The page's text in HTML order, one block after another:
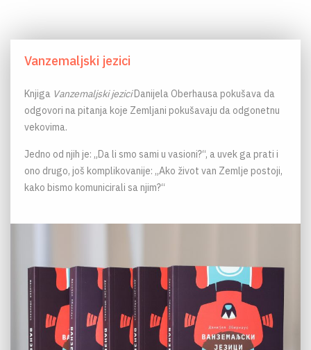
Vanzemaljski jezici
Knjiga Vanzemaljski jeziciDanijela Oberhausa pokušava da
odgovori na pitanja koje Zemljani pokušavaju da odgonetnu
vekovima.
Jedno od njih je: „Da li smo sami u vasioni?“, a uvek ga prati i
ono drugo, još komplikovanije: „Ako život van Zemlje postoji,
kako bismo komunicirali sa njim?“